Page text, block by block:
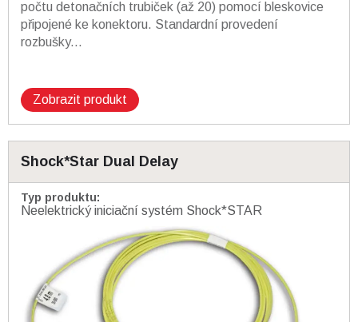
počtu detonačních trubiček (až 20) pomocí bleskovice
připojené ke konektoru. Standardní provedení
rozbušky...
Zobrazit produkt
Shock*Star Dual Delay
Typ produktu:
Neelektrický iniciační systém Shock*STAR